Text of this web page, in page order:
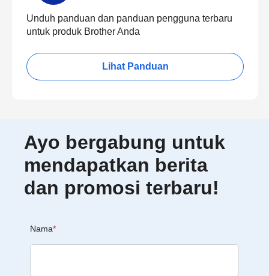
Unduh panduan dan panduan pengguna terbaru
untuk produk Brother Anda
Lihat Panduan
Ayo bergabung untuk
mendapatkan berita
dan promosi terbaru!
Nama*